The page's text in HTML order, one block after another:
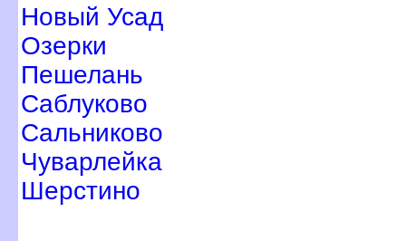
Новый Усад
Озерки
Пешелань
Саблуково
Сальниково
Чуварлейка
Шерстино